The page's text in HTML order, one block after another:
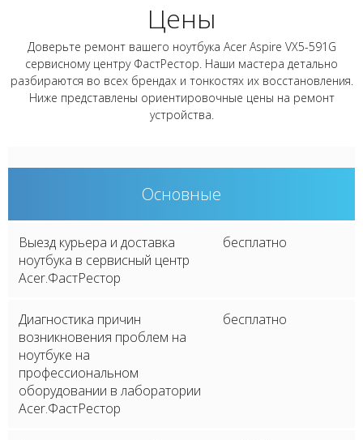
Цены
Доверьте ремонт вашего ноутбука Acer Aspire VX5-591G
сервисному центру ФастРестор. Наши мастера детально
разбираются во всех брендах и тонкостях их восстановления.
Ниже представлены ориентировочные цены на ремонт
устройства.
Основные
Выезд курьера и доставка
ноутбука в сервисный центр
Acer.ФастРестор
бесплатно
Диагностика причин
возникновения проблем на
ноутбуке на
профессиональном
оборудовании в лаборатории
Acer.ФастРестор
бесплатно